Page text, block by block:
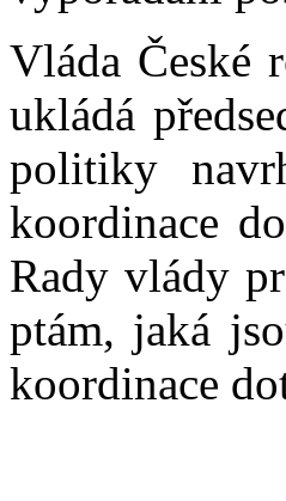
Vláda České
ukládá
politiky
koordinace
Rady vlády
ptám, jaká
koordinace